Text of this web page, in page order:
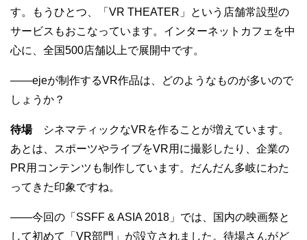
す。もうひとつ、「VR THEATER」という店舗常設型の
サービスもおこなっています。インターネットカフェを中
心に、全国500店舗以上で展開中です。
——ejeが制作するVR作品は、どのようなものが多いので
しょうか？
待場シネマティックなVRを作ることが増えています。
あとは、スポーツやライブをVR用に撮影したり、企業の
PR用コンテンツも制作しています。だんだん多岐にわた
ってきた印象ですね。
——今回の「SSFF & ASIA 2018」では、国内の映画祭と
して初めて「VR部門」が設立されました。待場さんがど